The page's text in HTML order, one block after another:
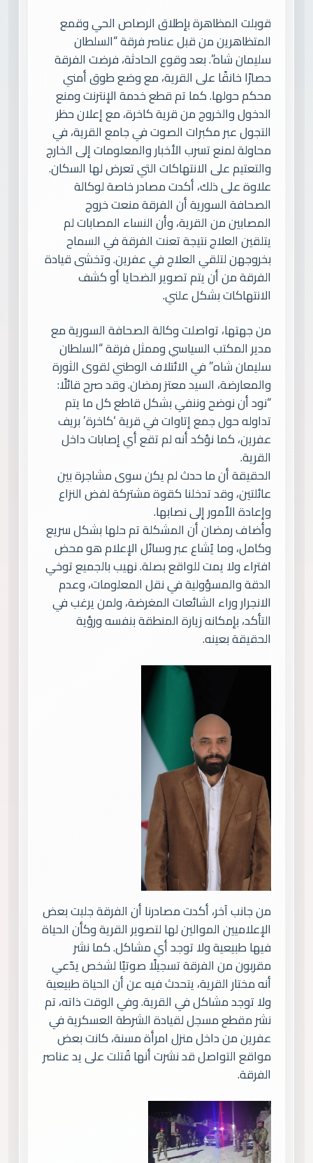
قوبلت المظاهرة بإطلاق الرصاص الحي وقمع
المتظاهرين من قبل عناصر فرقة “السلطان
سليمان شاه”. بعد وقوع الحادثة، فرضت الفرقة
حصارًا خانقًا على القرية، مع وضع طوق أمني
محكم حولها. كما تم قطع خدمة الإنترنت ومنع
الدخول والخروج من قرية كاخرة، مع إعلان حظر
التجول عبر مكبرات الصوت في جامع القرية، في
محاولة لمنع تسرب الأخبار والمعلومات إلى الخارج
والتعتيم على الانتهاكات التي تعرض لها السكان.
علاوة على ذلك، أكدت مصادر خاصة لوكالة
الصحافة السورية أن الفرقة منعت خروج
المصابين من القرية، وأن النساء المصابات لم
يتلقين العلاج نتيجة تعنت الفرقة في السماح
بخروجهن لتلقي العلاج في عفرين. وتخشى قيادة
الفرقة من أن يتم تصوير الضحايا أو كشف
الانتهاكات بشكل علني.
من جهتها، تواصلت وكالة الصحافة السورية مع
مدير المكتب السياسي وممثل فرقة “السلطان
سليمان شاه” في الائتلاف الوطني لقوى الثورة
والمعارضة، السيد معتز رمضان. وقد صرح قائلًا:
“نود أن نوضح وننفي بشكل قاطع كل ما يتم
تداوله حول جمع إتاوات في قرية ‘كاخرة’ بريف
عفرين، كما نؤكد أنه لم تقع أي إصابات داخل
القرية.
الحقيقة أن ما حدث لم يكن سوى مشاجرة بين
عائلتين، وقد تدخلنا كقوة مشتركة لفض النزاع
وإعادة الأمور إلى نصابها.
وأضاف رمضان أن المشكلة تم حلها بشكل سريع
وكامل، وما يُشاع عبر وسائل الإعلام هو محض
افتراء ولا يمت للواقع بصلة. نهيب بالجميع توخي
الدقة والمسؤولية في نقل المعلومات، وعدم
الانجرار وراء الشائعات المغرضة، ولمن يرغب في
التأكد، بإمكانه زيارة المنطقة بنفسه ورؤية
الحقيقة بعينه.
من جانب آخر، أكدت مصادرنا أن الفرقة جلبت بعض
الإعلاميين الموالين لها لتصوير القرية وكأن الحياة
فيها طبيعية ولا توجد أي مشاكل. كما نشر
مقربون من الفرقة تسجيلًا صوتيًا لشخص يدّعي
أنه مختار القرية، يتحدث فيه عن أن الحياة طبيعية
ولا توجد مشاكل في القرية. وفي الوقت ذاته، تم
نشر مقطع مسجل لقيادة الشرطة العسكرية في
عفرين من داخل منزل امرأة مسنة، كانت بعض
مواقع التواصل قد نشرت أنها قُتلت على يد عناصر
الفرقة.